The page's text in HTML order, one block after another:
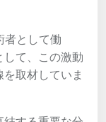
者として働
して、この激動
取材していま